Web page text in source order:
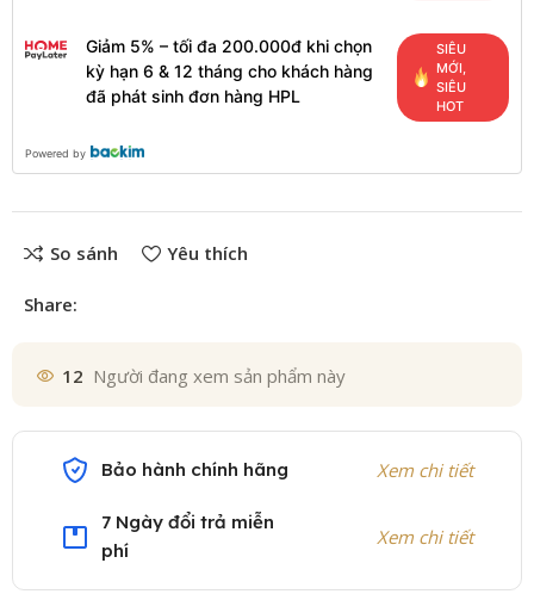
Giảm 5% – tối đa 200.000đ khi chọn
kỳ hạn 6 & 12 tháng cho khách hàng
đã phát sinh đơn hàng HPL
SIÊU
MỚI,
SIÊU
HOT
Powered by
So sánh Yêu thích
Share:
12 Người đang xem sản phẩm này
Bảo hành chính hãng Xem chi tiết
7 Ngày đổi trả miễn
phí
Xem chi tiết